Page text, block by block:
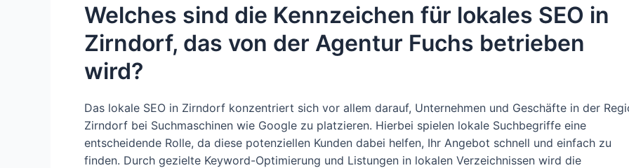
Welches sind die Kennzeichen für lokales SEO in
Zirndorf, das von der Agentur Fuchs betrieben
wird?
Das lokale SEO in Zirndorf konzentriert sich vor allem darauf, Unternehmen und Geschäfte in der
Zirndorf bei Suchmaschinen wie Google zu platzieren. Hierbei spielen lokale Suchbegriffe eine
entscheidende Rolle, da diese potenziellen Kunden dabei helfen, Ihr Angebot schnell und einfach zu
finden. Durch gezielte Keyword-Optimierung und Listungen in lokalen Verzeichnissen wird die